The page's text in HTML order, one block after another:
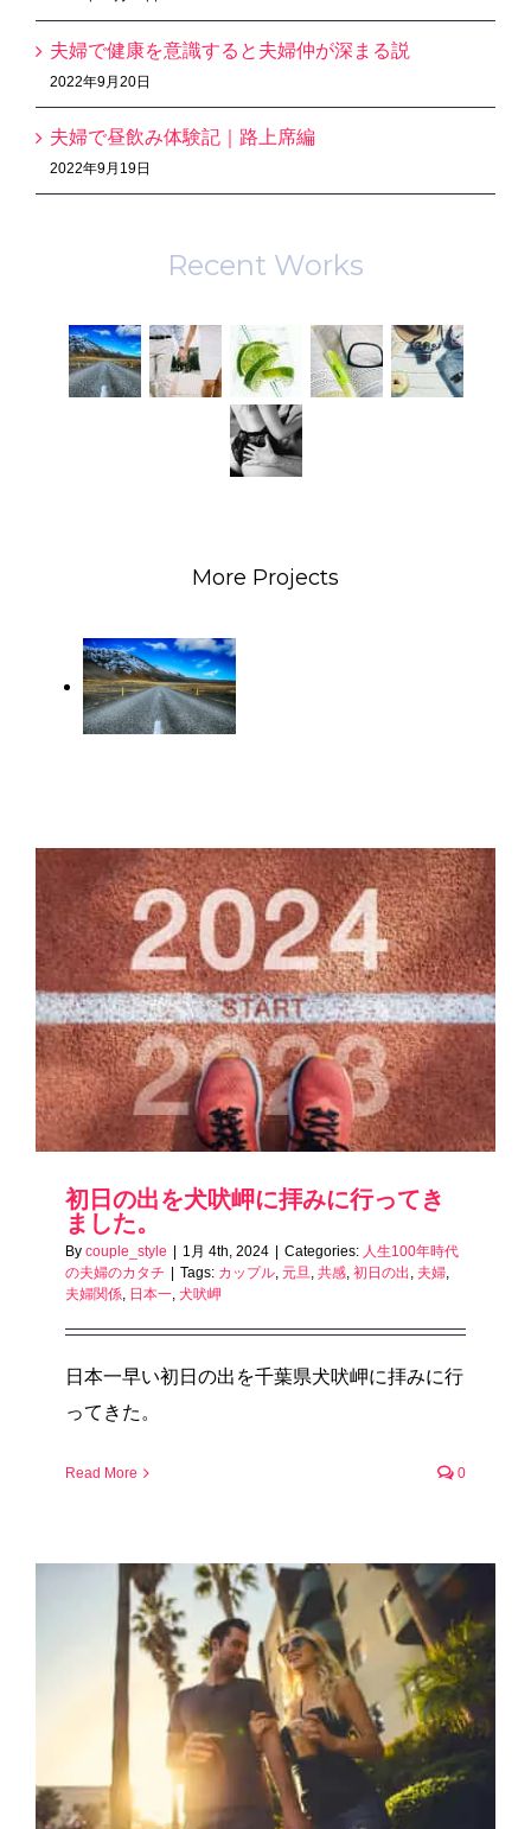
夫婦で健康を意識すると夫婦仲が深まる説
2022年9月20日
夫婦で昼飲み体験記｜路上席編
2022年9月19日
Recent Works
More Projects
Self
enlightenment
Charging
time
Write a
book
初日の出を犬吠岬に拝みに行ってき
ました。
By couple_style 1月 4th, 2024 Categories: 人生100年時代
の夫婦のカタチ
Tags: カップル, 元旦, 共感, 初日の出 , 夫婦,
夫婦関係, 日本一, 犬吠岬
日本一早い初日の出を千葉県犬吠岬に拝みに行
ってきた。
Read More 0